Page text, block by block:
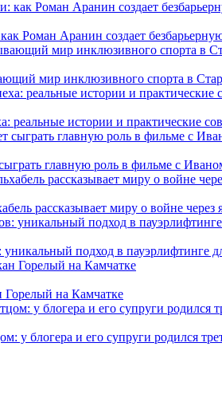
Роман Аранин создает
мир инклюзивного спорта в
реальные истории и практические
главную роль в фильме с
рассказывает миру о войне через
подход в пауэрлифтинге
Горелый на Камчатке
у блогера и его супруги родился